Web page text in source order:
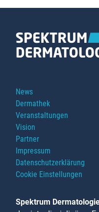
Navigation
überspringen
News
Dermathek
Veranstaltungen
Vision
Partner
Impressum
Datenschutzerklärung
Cookie Einstellungen
Spektrum